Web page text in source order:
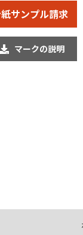
サンプル請求
マークの説明